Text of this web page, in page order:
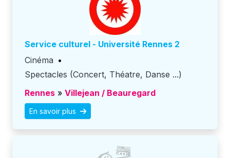
Service culturel - Université Rennes 2
Cinéma •
Spectacles (Concert, Théatre, Danse ...)
Rennes » Villejean / Beauregard
En savoir plus